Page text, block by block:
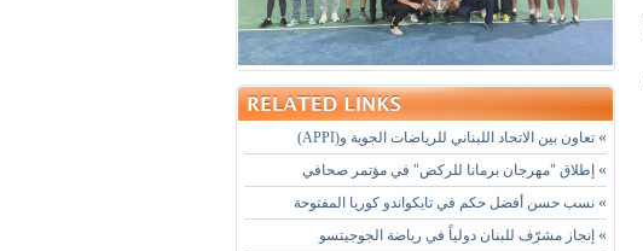
» تعاون بين الاتحاد اللبناني للرياضات الجوية و(APPI)
» إطلاق "مهرجان برمانا للركض" في مؤتمر صحافي
» نسب حسن أفضل حكم في تايكواندو كوريا المفتوحة
» إنجاز مشرّف للبنان دولياً في رياضة الجوجيتسو